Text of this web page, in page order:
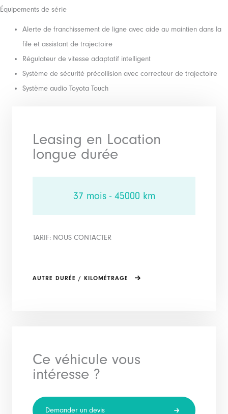
Équipements de série
Alerte de franchissement de ligne avec aide au maintien dans la
file et assistant de trajectoire
Régulateur de vitesse adaptatif intelligent
Système de sécurité précollision avec correcteur de trajectoire
Système audio Toyota Touch
Leasing en Location
longue durée
37 mois - 45000 km
TARIF: NOUS CONTACTER
AUTRE DURÉE / KILOMÉTRAGE
Ce véhicule vous
intéresse ?
Demander un devis